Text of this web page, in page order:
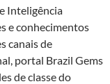
Inteligência
e conhecimentos
canais de
portal Brazil Gems
de classe do